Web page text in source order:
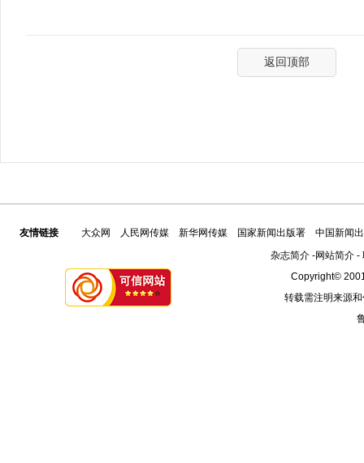
返回顶部
友情链接 大众网 人民网传媒 新华网传媒 国家新闻出版署
中国新闻
杂志简介-网站简介-
Copyright©
转载需注明来源